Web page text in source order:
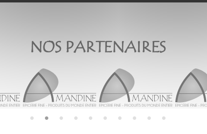
NOS PARTENAIRES